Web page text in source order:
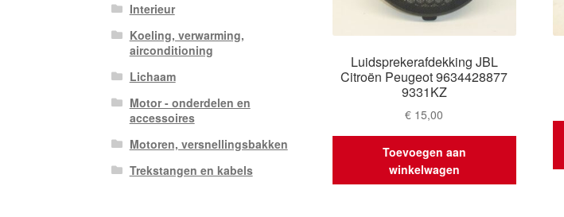
Luidsprekerafdekking JBL
Citroën Peugeot 9634428877
9331KZ
€ 15,00
Toevoegen aan
winkelwagen
Interieur
Koeling, verwarming,
airconditioning
Lichaam
Motor - onderdelen en
accessoires
Motoren, versnellingsbakken
Trekstangen en kabels